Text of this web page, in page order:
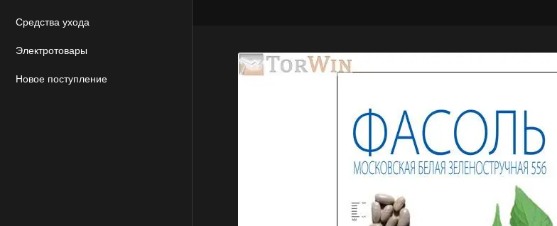
Средства ухода
Электротовары
Новое поступление